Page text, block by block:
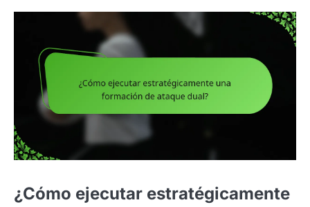
¿Cómo ejecutar estratégicamente